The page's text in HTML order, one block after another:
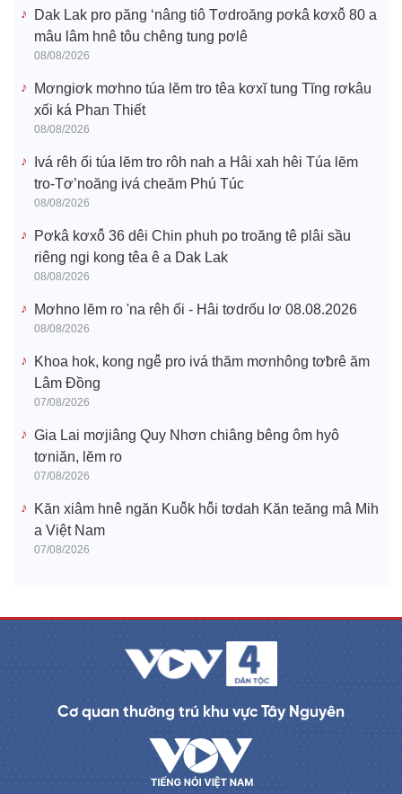
Dak Lak pro păng ‘nâng tiô Tơdroăng pơkâ kơxô̆ 80 a
mâu lâm hnê tôu chêng tung pơlê
08/08/2026
Mơngiơk mơhno túa lĕm tro têa kơxĭ tung Tĭng rơkâu
xối ká Phan Thiết
08/08/2026
Ivá rêh ối túa lĕm tro rôh nah a Hâi xah hêi Túa lĕm
tro-Tơ’noăng ivá cheăm Phú Túc
08/08/2026
Pơkâ kơxô̆ 36 dêi Chin phuh po troăng tê plâi sầu
riêng ngi kong têa ê a Dak Lak
08/08/2026
Mơhno lĕm ro 'na rêh ối - Hâi tơdrốu lơ 08.08.2026
08/08/2026
Khoa hok, kong ngê̆ pro ivá thăm mơnhông tơƀrê ăm
Lâm Đồng
07/08/2026
Gia Lai mơjiâng Quy Nhơn chiâng bêng ôm hyô
tơniăn, lĕm ro
07/08/2026
Kăn xiâm hnê ngăn Kuô̆k hô̆i tơdah Kăn teăng mâ Mih
a Việt Nam
07/08/2026
Cơ quan thường trú khu vực Tây Nguyên